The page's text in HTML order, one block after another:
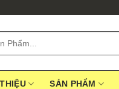
SẢN PHẨM